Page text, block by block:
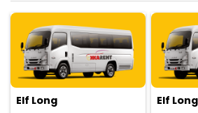
Elf Long
Elf Long